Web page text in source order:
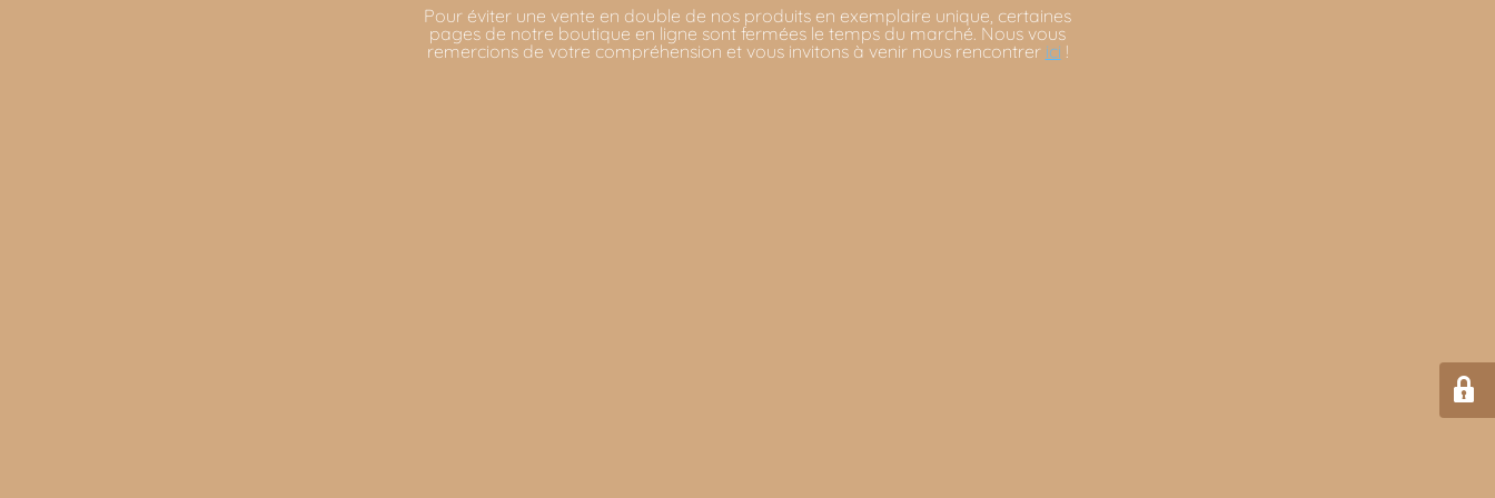
Pour éviter une vente en double de nos produits en exemplaire unique, certaines
pages de notre boutique en ligne sont fermées le temps du marché. Nous vous
remercions de votre compréhension et vous invitons à venir nous rencontrer ici !